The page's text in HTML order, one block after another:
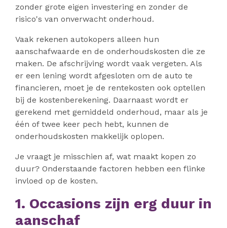
zonder grote eigen investering en zonder de
risico's van onverwacht onderhoud.
Vaak rekenen autokopers alleen hun
aanschafwaarde en de onderhoudskosten die ze
maken. De afschrijving wordt vaak vergeten. Als
er een lening wordt afgesloten om de auto te
financieren, moet je de rentekosten ook optellen
bij de kostenberekening. Daarnaast wordt er
gerekend met gemiddeld onderhoud, maar als je
één of twee keer pech hebt, kunnen de
onderhoudskosten makkelijk oplopen.
Je vraagt je misschien af, wat maakt kopen zo
duur? Onderstaande factoren hebben een flinke
invloed op de kosten.
1. Occasions zijn erg duur in
aanschaf